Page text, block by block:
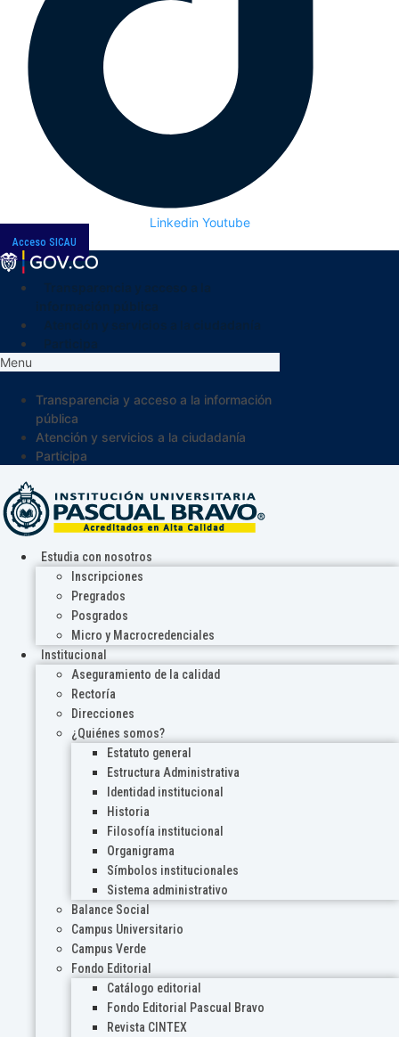
Linkedin Youtube
Acceso SICAU
Menu
Transparencia y acceso a la información
pública
Atención y servicios a la ciudadanía
Participa
Estudia con nosotros
Inscripciones
Pregrados
Posgrados
Micro y Macrocredenciales
Institucional
Aseguramiento de la calidad
Rectoría
Direcciones
¿Quiénes somos?
Estatuto general
Estructura Administrativa
Identidad institucional
Historia
Filosofía institucional
Organigrama
Símbolos institucionales
Sistema administrativo
Balance Social
Campus Universitario
Campus Verde
Fondo Editorial
Catálogo editorial
Fondo Editorial Pascual Bravo
Revista CINTEX